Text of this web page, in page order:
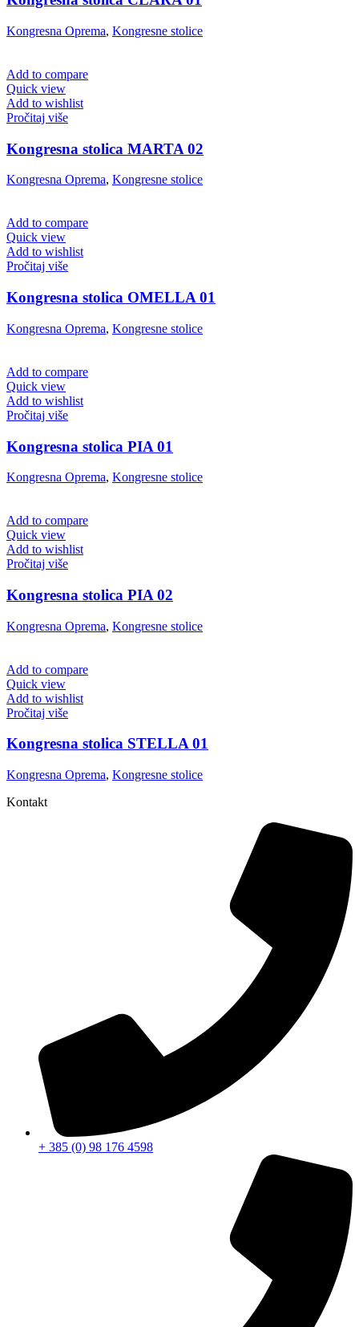
Kongresna Oprema, Kongresne stolice
Add to compare
Quick view
Add to wishlist
Pročitaj više
Kongresna stolica MARTA 02
Kongresna Oprema, Kongresne stolice
Add to compare
Quick view
Add to wishlist
Pročitaj više
Kongresna stolica OMELLA 01
Kongresna Oprema, Kongresne stolice
Add to compare
Quick view
Add to wishlist
Pročitaj više
Kongresna stolica PIA 01
Kongresna Oprema, Kongresne stolice
Add to compare
Quick view
Add to wishlist
Pročitaj više
Kongresna stolica PIA 02
Kongresna Oprema, Kongresne stolice
Add to compare
Quick view
Add to wishlist
Pročitaj više
Kongresna stolica STELLA 01
Kongresna Oprema, Kongresne stolice
Kontakt
+ 385 (0) 98 176 4598